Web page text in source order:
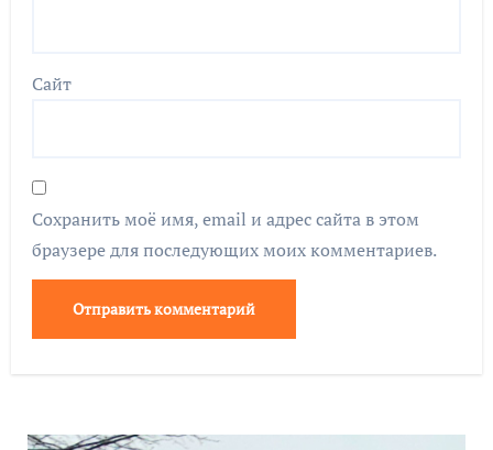
Сайт
Сохранить моё имя, email и адрес сайта в этом
браузере для последующих моих комментариев.